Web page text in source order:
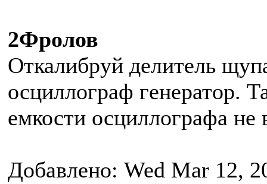
2Фролов
Откалибруй делитель
осциллограф генератор.
емкости осциллографа не
Добавлено: Wed Mar 12,